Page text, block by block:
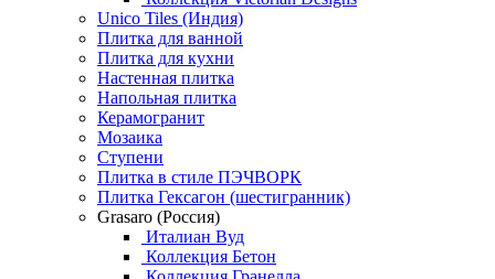
Unico Tiles (Индия)
Плитка для ванной
Плитка для кухни
Настенная плитка
Напольная плитка
Керамогранит
Мозаика
Ступени
Плитка в стиле ПЭЧВОРК
Плитка Гексагон (шестигранник)
Grasaro (Россия)
Италиан Вуд
Коллекция Бетон